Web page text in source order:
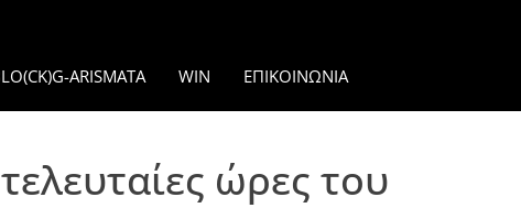
ARISMATA WIN ΕΠΙΚΟΙΝΩΝΊΑ
ώρες του